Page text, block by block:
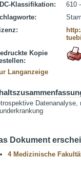
Klassifikation:
610
Kopie
Langanzeige
Dokument
4 Medizinische